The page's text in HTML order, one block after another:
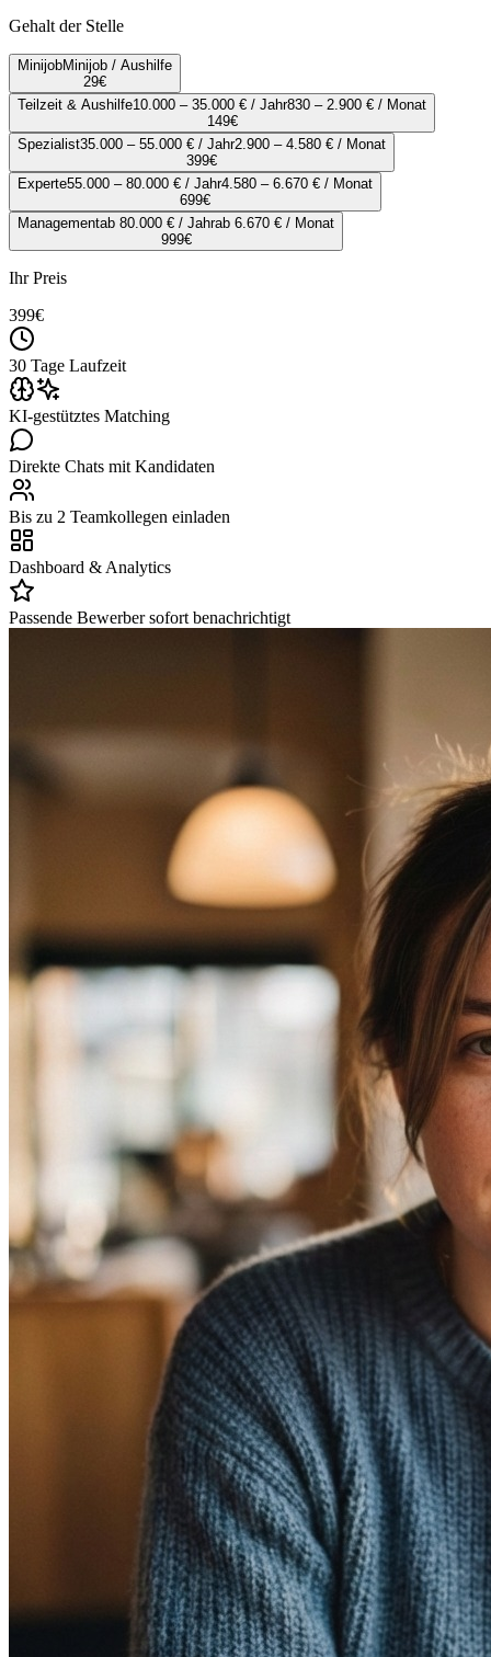
Gehalt der Stelle
MinijobMinijob / Aushilfe
29€
Teilzeit & Aushilfe10.000 – 35.000 € / Jahr830 – 2.900 € / Monat
149€
Spezialist35.000 – 55.000 € / Jahr2.900 – 4.580 € / Monat
399€
Experte55.000 – 80.000 € / Jahr4.580 – 6.670 € / Monat
699€
Managementab 80.000 € / Jahrab 6.670 € / Monat
999€
Ihr Preis
399€
30 Tage Laufzeit
KI-gestütztes Matching
Direkte Chats mit Kandidaten
Bis zu 2 Teamkollegen einladen
Dashboard & Analytics
Passende Bewerber sofort benachrichtigt